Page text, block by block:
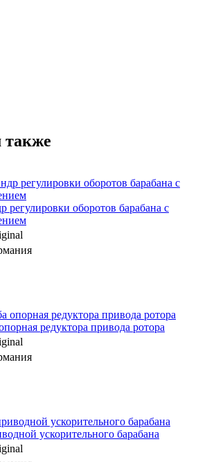
также
регулировки оборотов барабана с
редуктора привода ротора
ускорительного барабана